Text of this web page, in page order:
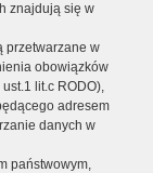
znajdują się w
przetwarzane w
obowiązków
lit.c RODO),
adresem
danych w
państwowym,